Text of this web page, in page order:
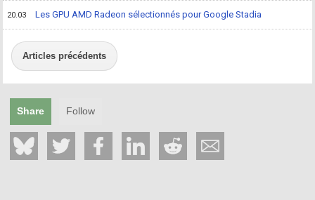
20.03 Les GPU AMD Radeon sélectionnés pour Google Stadia
Articles précédents
Share Follow